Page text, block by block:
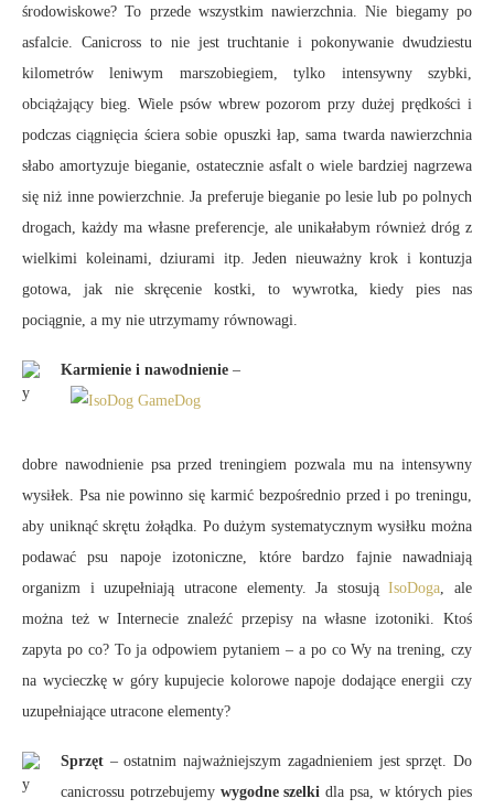
środowiskowe? To przede wszystkim nawierzchnia. Nie biegamy po
asfalcie. Canicross to nie jest truchtanie i pokonywanie dwudziestu
kilometrów leniwym marszobiegiem, tylko intensywny szybki,
obciążający bieg. Wiele psów wbrew pozorom przy dużej prędkości i
podczas ciągnięcia ściera sobie opuszki łap, sama twarda nawierzchnia
słabo amortyzuje bieganie, ostatecznie asfalt o wiele bardziej nagrzewa
się niż inne powierzchnie. Ja preferuje bieganie po lesie lub po polnych
drogach, każdy ma własne preferencje, ale unikałabym również dróg z
wielkimi koleinami, dziurami itp. Jeden nieuważny krok i kontuzja
gotowa, jak nie skręcenie kostki, to wywrotka, kiedy pies nas
pociągnie, a my nie utrzymamy równowagi.
Karmienie i nawodnienie –
dobre nawodnienie psa przed treningiem pozwala mu na intensywny
wysiłek. Psa nie powinno się karmić bezpośrednio przed i po treningu,
aby uniknąć skrętu żołądka. Po dużym systematycznym wysiłku można
podawać psu napoje izotoniczne, które bardzo fajnie nawadniają
organizm i uzupełniają utracone elementy. Ja stosująIsoDoga, ale
można też w Internecie znaleźć przepisy na własne izotoniki. Ktoś
zapyta po co? To ja odpowiem pytaniem – a po co Wy na trening, czy
na wycieczkę w góry kupujecie kolorowe napoje dodające energii czy
uzupełniające utracone elementy?
Sprzęt – ostatnim najważniejszym zagadnieniem jest sprzęt. Do
canicrossu potrzebujemy wygodne szelki dla psa, w których pies